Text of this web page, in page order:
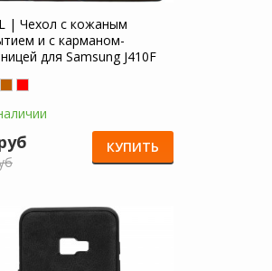
| Чехол с кожаным
и с карманом-
для Samsung J410F
КУПИТЬ